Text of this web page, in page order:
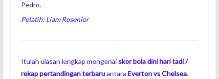
Pedro.
Pelatih: Liam Rosenior
Itulah ulasan lengkap mengenai skor bola dini hari tadi/
rekap pertandingan terbaruantara Everton vs Chelsea.